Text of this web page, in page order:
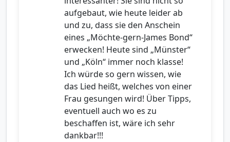
aufgebaut, wie heute leider ab
und zu, dass sie den Anschein
eines „Möchte-gern-James Bond“
erwecken! Heute sind „Münster“
und „Köln“ immer noch klasse!
Ich würde so gern wissen, wie
das Lied heißt, welches von einer
Frau gesungen wird! Über Tipps,
eventuell auch wo es zu
beschaffen ist, wäre ich sehr
dankbar!!!